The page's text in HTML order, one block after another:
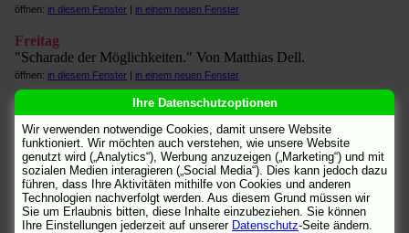
öffnen: in diesem Fenster | in einem neuen Fenster
Freitag
"Scharade der Möglichkeiten." Von Matthias Dell.
öffnen: in diesem Fenster | in einem neuen Fenster
FSK - Freiwillige Selbstkontrolle der Filmwirtschaft
"Freigegeben ohne Altersbeschränkung, feiertagsfrei."
Prüfergebnis.
öffnen:in diesem Fenster|in einem neuen Fenster
Furche.at
"Eine Beziehung im Dialog." Von Matthias Greuling.
öffnen:in diesem Fenster|in einem neuen Fenster
Ihre Datenschutzoptionen
Wir verwenden notwendige Cookies, damit unsere Website
funktioniert. Wir möchten auch verstehen, wie unsere Website
genutzt wird („Analytics“), Werbung anzuzeigen („Marketing“) und mit
sozialen Medien interagieren („Social Media“). Dies kann jedoch dazu
führen, dass Ihre Aktivitäten mithilfe von Cookies und anderen
Technologien nachverfolgt werden. Aus diesem Grund müssen wir
Sie um Erlaubnis bitten, diese Inhalte einzubeziehen. Sie können
Ihre Einstellungen jederzeit auf unserer Datenschutz-Seite ändern.